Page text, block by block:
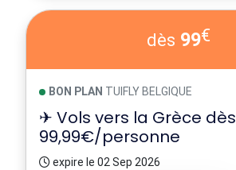
dès 99€
BON PLAN TUIFLY BELGIQUE
✈ Vols vers la Grèce dès
99,99€/personne
expire le 02 Sep 2026